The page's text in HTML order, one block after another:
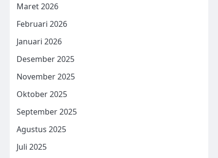
Maret 2026
Februari 2026
Januari 2026
Desember 2025
November 2025
Oktober 2025
September 2025
Agustus 2025
Juli 2025